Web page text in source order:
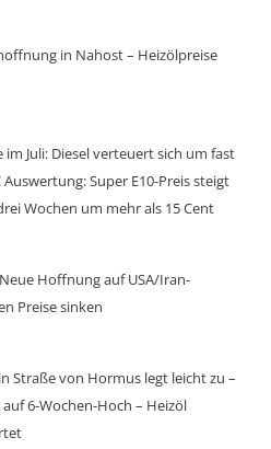
in Nahost – Heizölpreise
Juli: Diesel verteuert sich um fast
Auswertung: Super E10-Preis steigt
Wochen um mehr als 15 Cent
Hoffnung auf USA/Iran-
Preise sinken
Straße von Hormus legt leicht zu –
auf 6-Wochen-Hoch – Heizöl